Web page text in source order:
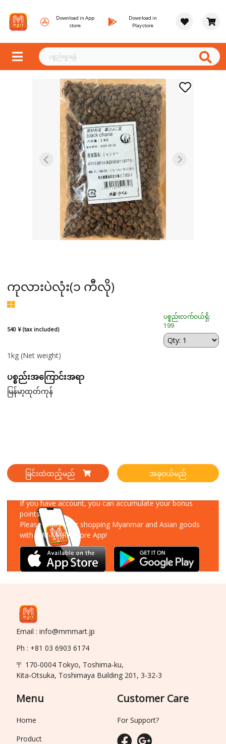
Download in App
store
Download in
Playstore
ကုလားပဲလုံး(၁ ကီလို)
540 ¥ (tax included)
ပစ္စည်းလက်ဝယ်ရှိ:
199
1kg (Net weight)
ပစ္စည်းအကြောင်းအရာ
မြန်မာ့ထုတ်ကုန်
ခြင်းထဲထည့်မည် အခုဝယ်မည်
If you have account, you can accumulate your bonus
points!
Please enjoy your shopping Myanmar and Asian goods
with MM-MART Store App!
Email : info@mmmart.jp
Ph : +81 03 6903 6174
〒 170-0004 Tokyo, Toshima-ku,
Kita-Otsuka, Toshimaya Building 201, 3-32-3
Menu
Home
Product
Customer Care
For Support?